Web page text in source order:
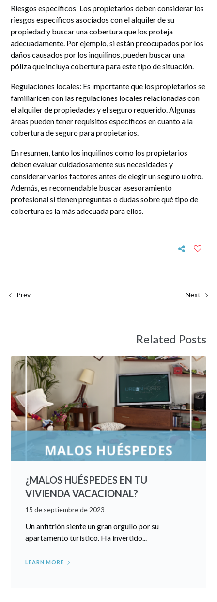
Riesgos específicos: Los propietarios deben considerar los
riesgos específicos asociados con el alquiler de su
propiedad y buscar una cobertura que los proteja
adecuadamente. Por ejemplo, si están preocupados por los
daños causados por los inquilinos, pueden buscar una
póliza que incluya cobertura para este tipo de situación.
Regulaciones locales: Es importante que los propietarios se
familiaricen con las regulaciones locales relacionadas con
el alquiler de propiedades y el seguro requerido. Algunas
áreas pueden tener requisitos específicos en cuanto a la
cobertura de seguro para propietarios.
En resumen, tanto los inquilinos como los propietarios
deben evaluar cuidadosamente sus necesidades y
considerar varios factores antes de elegir un seguro u otro.
Además, es recomendable buscar asesoramiento
profesional si tienen preguntas o dudas sobre qué tipo de
cobertura es la más adecuada para ellos.
Prev Next
Related Posts
¿MALOS HUÉSPEDES EN TU
VIVIENDA VACACIONAL?
15 de septiembre de 2023
Un anfitrión siente un gran orgullo por su
apartamento turístico. Ha invertido...
LEARN MORE